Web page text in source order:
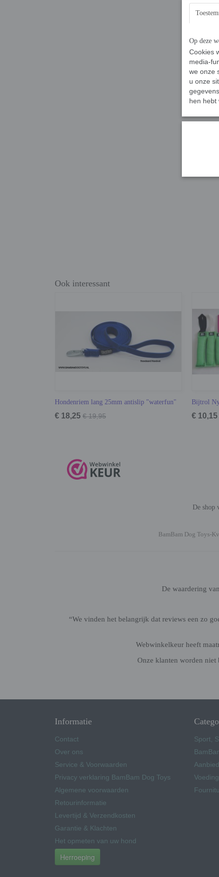
Ook interessant
Hondenriem lang 25mm antislip "waterfun"
€ 18,25 € 19,95
Bijtrol
€ 10,15
De shop
BamBam Dog Toys-
De waardering
“We vinden het belangrijk dat reviews een zo
Webwinkelkeur heeft
Onze klanten worden niet
Informatie
Contact
Over ons
Service & Voorwaarden
Privacy verklaring BamBam Dog Toys
Algemene voorwaarden
Retourinformatie
Levertijd & Verzendkosten
Garantie & Klachten
Het opmeten van uw hond
Herroeping
Sport,
Voeding
Op deze
Cookies
media-
we onze
u onze
hen hebt